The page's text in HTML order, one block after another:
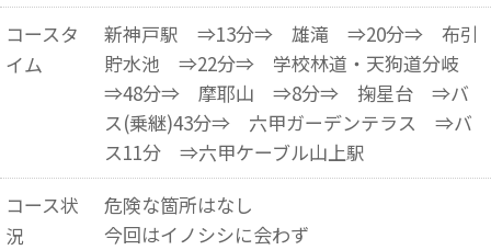
コースタ
イム
新神戸駅 ⇒13分⇒ 雄滝 ⇒20分⇒ 布引
貯水池 ⇒22分⇒ 学校林道・天狗道分岐
⇒48分⇒ 摩耶山 ⇒8分⇒ 掬星台 ⇒バ
ス(乗継)43分⇒ 六甲ガーデンテラス ⇒バ
ス11分 ⇒六甲ケーブル山上駅
コース状
況
危険な箇所はなし
今回はイノシシに会わず